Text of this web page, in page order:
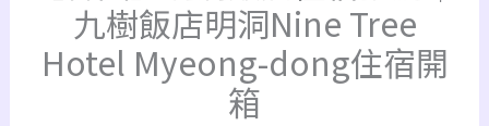
九樹飯店明洞Nine Tree
Hotel Myeong-dong住宿開
箱